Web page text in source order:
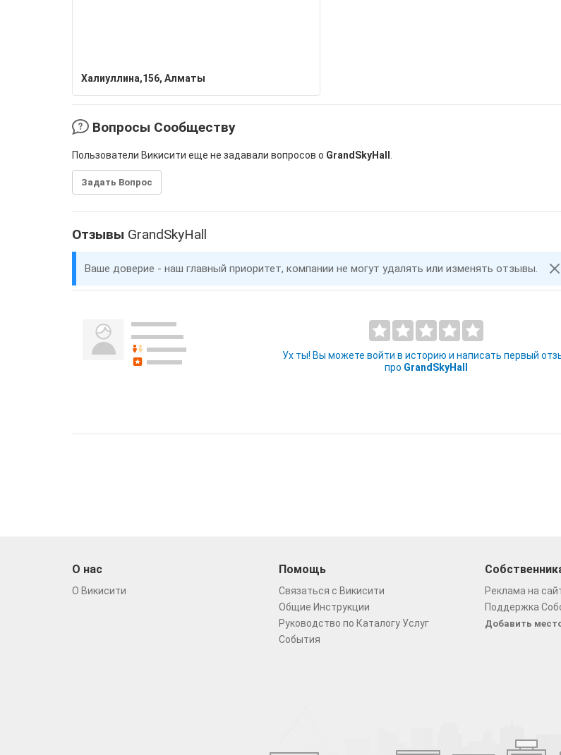
Халиуллина,156, Алматы
Вопросы Сообществу
Пользователи Викисити еще не задавали вопросов о GrandSkyHall
Задать Вопрос
Отзывы GrandSkyHall
Ваше доверие - наш главный приоритет, компании не могут удалять или изменять отзывы.
Ух ты! Вы можете войти в историю и написать первый
про GrandSkyHall
О нас
О Викисити
Помощь
Связаться с Викисити
Общие Инструкции
Руководство по Каталогу Услуг
События
Реклама на
Поддержка
Добавить